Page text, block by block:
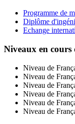
Programme de
Diplôme
Echange
Niveaux en
Niveau de
Niveau de
Niveau de
Niveau de
Niveau de
Niveau de